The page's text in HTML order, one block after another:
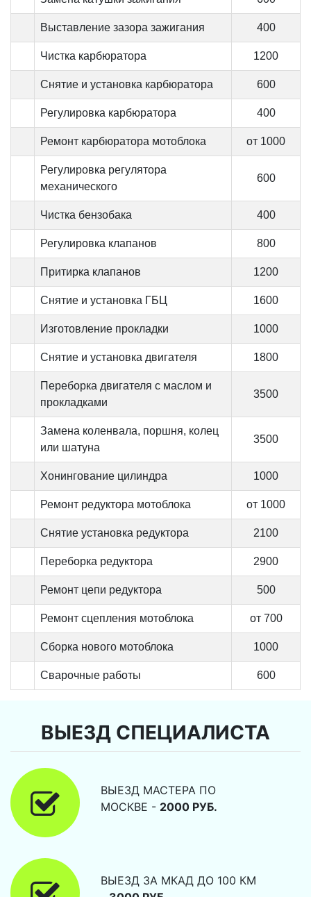
Выставление зазора зажигания 400
Чистка карбюратора 1200
Снятие и установка карбюратора 600
Регулировка карбюратора 400
Ремонт карбюратора мотоблока от 1000
Регулировка регулятора
механического
600
Чистка бензобака 400
Регулировка клапанов 800
Притирка клапанов 1200
Снятие и установка ГБЦ 1600
Изготовление прокладки 1000
Снятие и установка двигателя 1800
Переборка двигателя с маслом и
прокладками
3500
Замена коленвала, поршня, колец
или шатуна
3500
Хонингование цилиндра 1000
Ремонт редуктора мотоблока от 1000
Снятие установка редуктора 2100
Переборка редуктора 2900
Ремонт цепи редуктора 500
Ремонт сцепления мотоблока от 700
Сборка нового мотоблока 1000
Сварочные работы 600
ВЫЕЗД СПЕЦИАЛИСТА
ВЫЕЗД МАСТЕРА ПО
МОСКВЕ - 2000 РУБ.
ВЫЕЗД ЗА МКАД ДО 100 КМ